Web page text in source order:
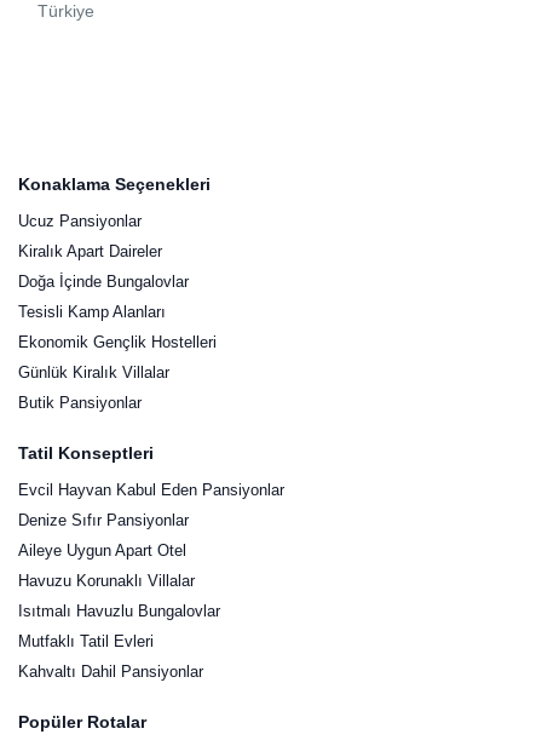
Türkiye
Konaklama Seçenekleri
Ucuz Pansiyonlar
Kiralık Apart Daireler
Doğa İçinde Bungalovlar
Tesisli Kamp Alanları
Ekonomik Gençlik Hostelleri
Günlük Kiralık Villalar
Butik Pansiyonlar
Tatil Konseptleri
Evcil Hayvan Kabul Eden Pansiyonlar
Denize Sıfır Pansiyonlar
Aileye Uygun Apart Otel
Havuzu Korunaklı Villalar
Isıtmalı Havuzlu Bungalovlar
Mutfaklı Tatil Evleri
Kahvaltı Dahil Pansiyonlar
Popüler Rotalar